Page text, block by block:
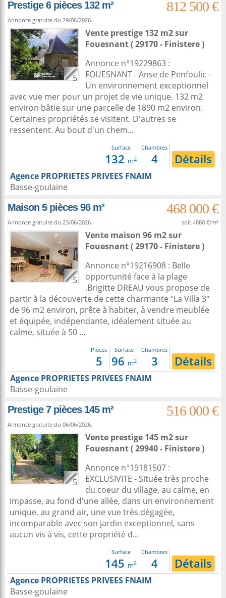
Prestige 6 pièces 132 m² 812 500 €
Annonce gratuite du 29/06/2026.
5
Vente prestige 132 m2sur
Fouesnant( 29170 - Finistere )
Annonce n°19229863 :
FOUESNANT - Anse de Penfoulic -
Un environnement exceptionnel
avec vue mer pour un projet de vie unique. 132 m2
environ bâtie sur une parcelle de 1890 m2 environ.
Certaines propriétés se visitent. D'autres se
ressentent. Au bout d'un chem...
Surface
132 m2
Chambres
4 Détails
Agence PROPRIETES PRIVEES FNAIM
Basse-goulaine
Maison 5 pièces 96 m²
468 000 €
Annonce gratuite du 23/06/2026. soit 4880 €/m²
5
Vente maison 96 m2sur
Fouesnant( 29170 - Finistere )
Annonce n°19216908 : Belle
opportunité face à la plage
.Brigitte DREAU vous propose de
partir à la découverte de cette charmante "La Villa 3"
de 96 m2 environ, prête à habiter, à vendre meublée
et équipée, indépendante, idéalement située au
calme, située à 50 ...
Pièces
5
Surface
96 m2
Chambres
3 Détails
Agence PROPRIETES PRIVEES FNAIM
Basse-goulaine
Prestige 7 pièces 145 m²
516 000 €
Annonce gratuite du 06/06/2026.
5
Vente prestige 145 m2sur
Fouesnant( 29940 - Finistere )
Annonce n°19181507 :
EXCLUSIVITE - Située très proche
du coeur du village, au calme, en
impasse, au fond d'une allée, dans un environnement
unique, au grand air, une vue très dégagée,
incomparable avec son jardin exceptionnel, sans
aucun vis à vis, cette propriété d...
Surface
145 m2
Chambres
4 Détails
Agence PROPRIETES PRIVEES FNAIM
Basse-goulaine